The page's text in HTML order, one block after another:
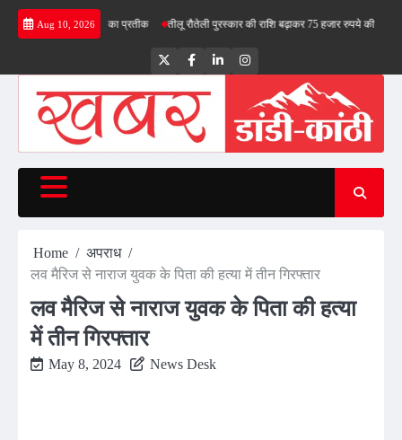
Skip
Aug 10, 2026
देश के स्वाभिमान का प्रतीक तीलू रौतेली पुरस्कार की राशि बढ़ाकर 75 हजार रुपये की भाजपा में
TwitterFacebookLinkedInInstagram
Home
अपराध
लव मैरिज से नाराज युवक के पिता की हत्या में तीन गिरफ्तार
लव मैरिज से नाराज युवक के पिता की हत्या
में तीन गिरफ्तार
May 8, 2024 News Desk